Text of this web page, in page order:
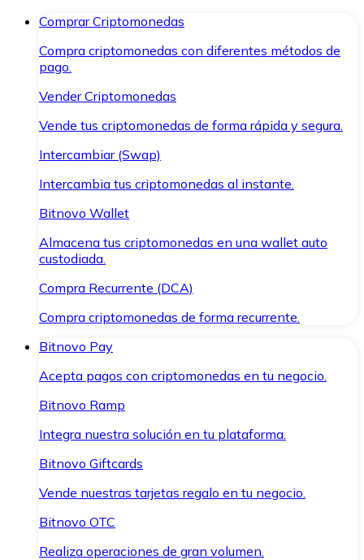
Comprar Criptomonedas
Compra criptomonedas con diferentes métodos de
pago.
Vender Criptomonedas
Vende tus criptomonedas de forma rápida y segura.
Intercambiar (Swap)
Intercambia tus criptomonedas al instante.
Bitnovo Wallet
Almacena tus criptomonedas en una wallet auto
custodiada.
Compra Recurrente (DCA)
Compra criptomonedas de forma recurrente.
Bitnovo Pay
Acepta pagos con criptomonedas en tu negocio.
Bitnovo Ramp
Integra nuestra solución en tu plataforma.
Bitnovo Giftcards
Vende nuestras tarjetas regalo en tu negocio.
Bitnovo OTC
Realiza operaciones de gran volumen.